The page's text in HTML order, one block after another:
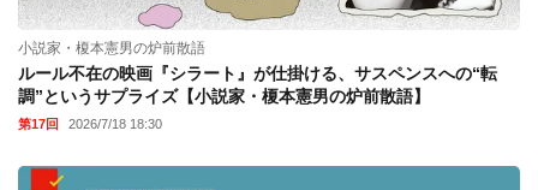
小説家・榎本憲男の炉前散語
ルール不在の映画『シラート』が仕掛ける、サスペンスへの“転
調”というサプライズ【小説家・榎本憲男の炉前散語】
第17回 2026/7/18 18:30